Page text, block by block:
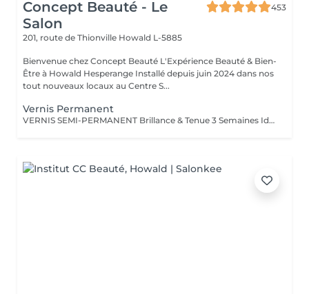
Concept Beauté - Le
Salon
453
201, route de Thionville Howald L-5885
Bienvenue chez Concept Beauté L'Expérience Beauté & Bien-
Être à Howald Hesperange Installé depuis juin 2024 dans nos
tout nouveaux locaux au Centre S...
Vernis Permanent
VERNIS SEMI-PERMANENT Brillance & Tenue 3 Semaines Idéal pour celles qui veulent une manucure impeccable sans abîmer leurs ongles naturels, le vernis semi-permanent ProNails assure une brillance éclatante et une tenue longue durée. Pourquoi choisir le semi-permanent ? Séchage immédiat sous lampe LED Jusqu'à 3 semaines de tenue sans s'écailler Large choix de couleurs tendances Dépose rapide et en douceur Disponible pour les mains & les pieds pour une mise en beauté complète. ONGLES PARFAITS AVEC PRONAILS EXPERTISE & QUALITÉ PROFESSIONNELLE Dans notre institut, nous vous offrons un service onglerie haut de gamme, réalisé avec les produits de la marque ProNails, reconnue pour sa qualité et sa tenue exceptionnelle. Nos expertes en onglerie, dont certaines sont également formatrices en prothésie ongulaire dans notre centre de formation Concept Beauté Distribution, sauront vous conseiller et sublimer vos ongles avec professionnalisme.